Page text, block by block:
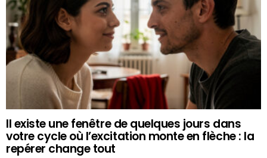
Il existe une fenêtre de quelques jours dans
votre cycle où l’excitation monte en flèche : la
repérer change tout